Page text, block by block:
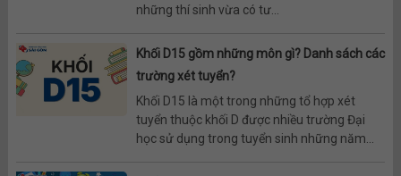
những thí sinh vừa có tư...
Khối D15 gồm những môn gì? Danh sách các
trường xét tuyển?
Khối D15 là một trong những tổ hợp xét
tuyển thuộc khối D được nhiều trường Đại
học sử dụng trong tuyển sinh những năm...